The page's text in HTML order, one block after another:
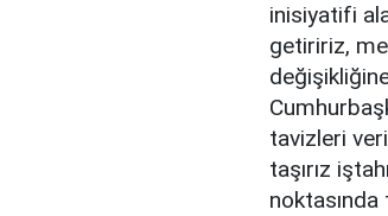
inisiyatifi
getiririz,
tavizleri
taşırız
noktasında